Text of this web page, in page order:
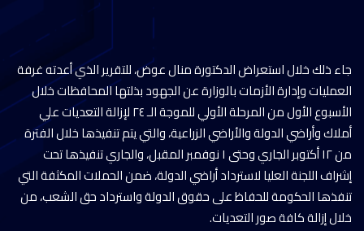
جاء ذلك خلال استعراض الدكتورة منال عوض، للتقرير الذي أعدته غرفة
العمليات وإدارة الأزمات بالوزارة عن الجهود بذلتها المحافظات خلال
الأسبوع الأول من المرحلة الأولي للموجة الـ ٢٤ لإزالة التعديات علي
أملاك وأراضي الدولة والأراضي الزراعية، والتي يتم تنفيذها خلال الفترة
من ١٢ أكتوبر الجاري وحتى ١ نوفمبر المقبل، والجاري تنفيذها تحت
إشراف اللجنة العليا لاسترداد أراضي الدولة، ضمن الحملات المكثفة التي
تنفذها الحكومة للحفاظ على حقوق الدولة واسترداد حق الشعب، من
خلال إزالة كافة صور التعديات.